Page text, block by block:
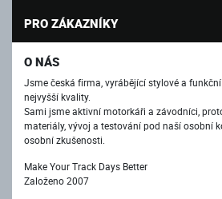
PRO ZÁKAZNÍKY
O NÁS
Jsme česká firma, vyrábějící stylové a
nejvyšší kvality.
Sami jsme aktivní motorkáři a závodníci,
materiály, vývoj a testování pod naší osobní
osobní zkušenosti.
Make Your Track Days Better
Založeno 2007